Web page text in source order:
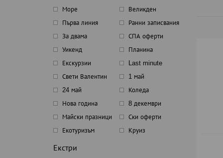
Море
Великден
Първа линия
Ранни записвания
За двама
СПА оферти
Уикенд
Планина
Екскурзии
Last minute
Свети Валентин
1 май
24 май
Коледа
Нова година
8 декември
Майски празници
Ски оферти
Екотуризъм
Круиз
Екстри